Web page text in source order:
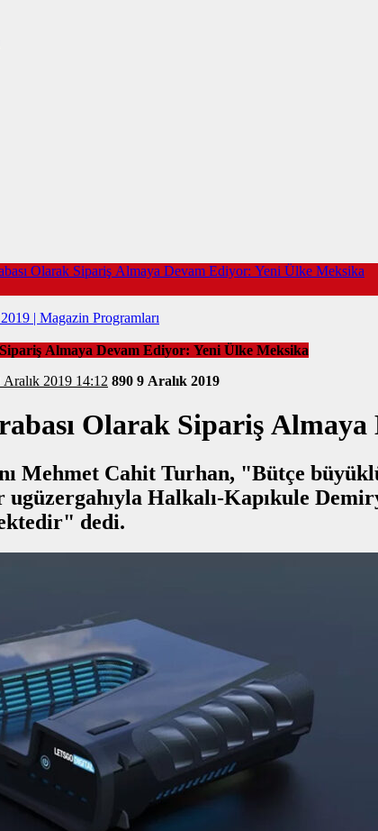
Olarak Sipariş Almaya Devam Ediyor: Yeni Ülke Meksika
| Magazin Programları
Almaya Devam Ediyor: Yeni Ülke Meksika
9 Aralık 2019 14:12 890 9 Aralık 2019
Olarak Sipariş
Mehmet Cahit Turhan, "Bütçe
dedi.